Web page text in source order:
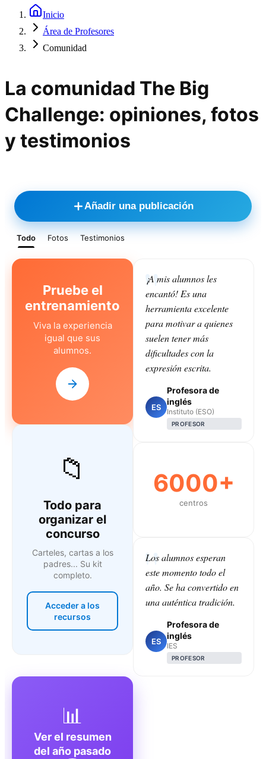
Inicio
Área de Profesores
Comunidad
La comunidad The Big
Challenge: opiniones, fotos
y testimonios
Añadir una publicación
Todo Fotos Testimonios
Pruebe el
entrenamiento
Viva la experiencia
igual que sus
alumnos.
📁
Todo para
organizar el
concurso
Carteles, cartas a los
padres... Su kit
completo.
Acceder a los
recursos
¡A mis alumnos les
encantó! Es una
herramienta excelente
para motivar a quienes
suelen tener más
dificultades con la
expresión escrita.
ES
Profesora de
inglés
Instituto (ESO)
PROFESOR
6000+
centros
Los alumnos esperan
este momento todo el
año. Se ha convertido en
una auténtica tradición.
ES
Profesora de
inglés
IES
PROFESOR
📊
Ver el resumen
del año pasado